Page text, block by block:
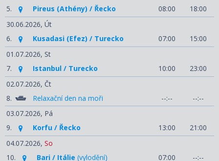
5.
Pireus (Athény) / Řecko 08:00
18:00
30.06.2026, Út
6.
Kusadasi (Efez) / Turecko 07:00
15:00
01.07.2026, St
7.
Istanbul / Turecko 10:00
23:00
02.07.2026, Čt
8.
Relaxační den na moři --:--
--:--
03.07.2026, Pá
9.
Korfu / Řecko 13:00
21:00
04.07.2026, So
10.
Bari / Itálie (vylodění) 07:00 --:--